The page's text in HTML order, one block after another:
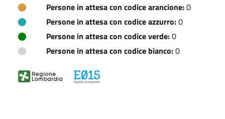
Persone in attesa con codice arancione:0
Persone in attesa con codice azzurro:0
Persone in attesa con codice verde:0
Persone in attesa con codice bianco:0